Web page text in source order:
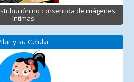
no consentida de imágenes
íntimas
y su Celular